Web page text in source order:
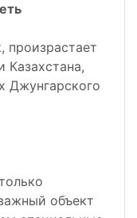
произрастает
Казахстана,
Джунгарского
объект